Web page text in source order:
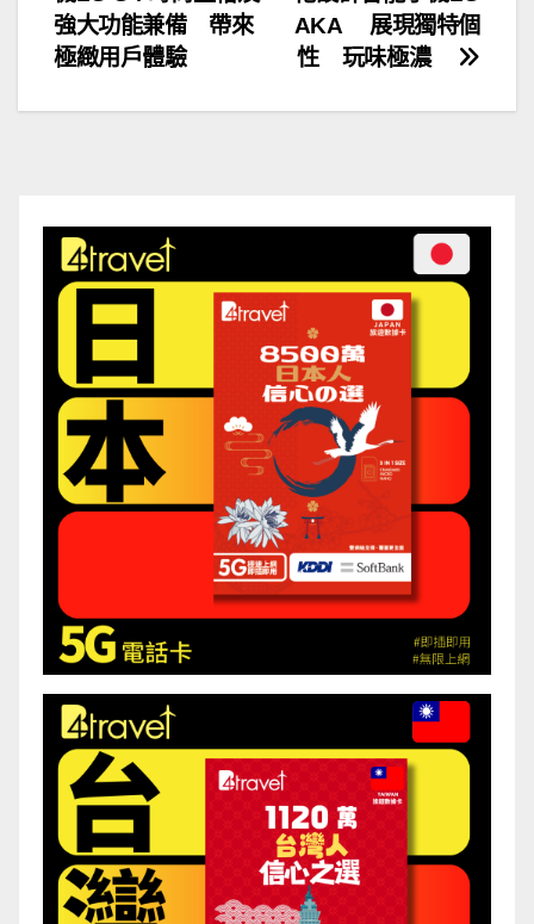
章
導
覽
AKA 展現獨特個
性 玩味極濃
強大功能兼備 帶來
極緻用戶體驗